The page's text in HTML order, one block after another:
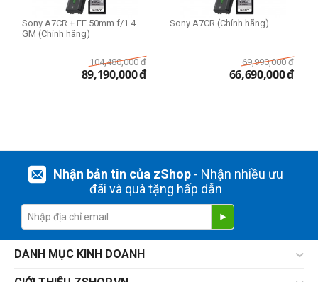
Sony A7CR + FE 50mm f/1.4
GM (Chính hãng)
104,480,000 đ
89,190,000đ
Sony A7CR (Chính hãng)
69,990,000 đ
66,690,000đ
Nhận bản tin của zShop- Nhận nhiều ưu
đãi và quà tặng hấp dẫn
DANH MỤC KINH DOANH